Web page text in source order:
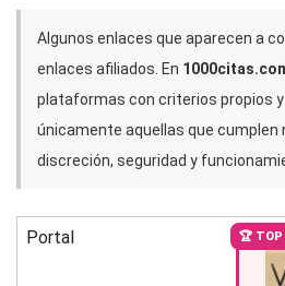
Algunos enlaces que aparecen a
enlaces afiliados. En
plataformas con criterios propios
únicamente aquellas que
discreción, seguridad y
Portal 🏆 TOP